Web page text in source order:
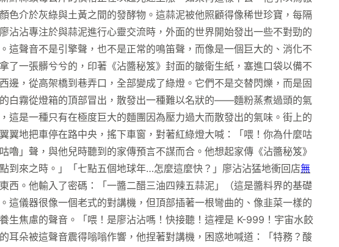
色介於灰綠與土黃之間的發酵物。這蒜泥被他照顧得像稀世珍寶，每隔
沾專注於與蒜泥進行心靈交流時，外面的世界開始發出一些不對勁的
聲音不是引擎聲，也不是正常的鳴笛聲，而像是一個巨大的、消化不
一張髒兮兮的，印著《沾醬秘笈》封面的皺衛生紙，塞進口袋以備不
，從高架橋到巷弄口，全部變成了綠燈。它們不是交替閃爍，而是固
白霧從燈箱的頂部冒出，散發出一種難以名狀的——麵粉蒸煮過頭的氣
是一種只有在極度巨大的麵團因為壓力過大而散發出的氣味。街上的
地把車停在路中央，搖下車窗，對著紅綠燈大喊：「喂！你為什麼咕
」聲，與他兒時聽到的家傳預言不謀而合。他想起家傳《沾醬秘笈》
到來之時。」「七點五個地球年…怎麼這麼快？」廖沾沾猛地衝回店無
。他輸入了密碼：「一醬二醋三油四辣五蒜泥」（這是醬料界的基礎
儀器很像一個老式的對講機，但頂部插著一根彎曲的、像韭菜一樣的
焦慮的聲音。「喂！是廖沾沾嗎！快接聽！這裡是 K-999！宇宙水餃
朵被這聲音震得嗡嗡作響，他捏著對講機，困惑地喊道：「特務？酸